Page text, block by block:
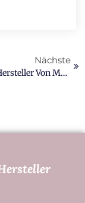
Nächste
Führender Hersteller Von Maßgefertigten Kaschmirschals Im Jahr 2026